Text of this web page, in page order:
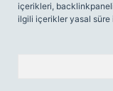
içerikleri,
ilgili içerikler yasal süre